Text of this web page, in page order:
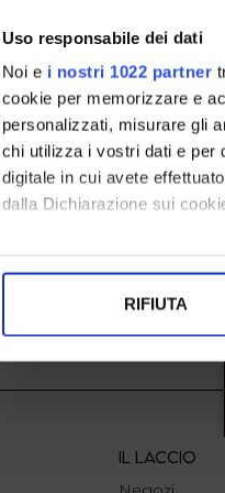
Uso responsabile dei dati
Noi e i nostri 1022 partner
cookie per memorizzare e
personalizzati, misurare gli
chi utilizza i vostri dati e per
digitale in cui avete
dalla Dichiarazione sui
Con il tuo consenso,
Identificare il tuo
digitali).
modificare o ritirare il tuo
Utilizziamo i cookie per
RIFIUTA
IL LACCIO